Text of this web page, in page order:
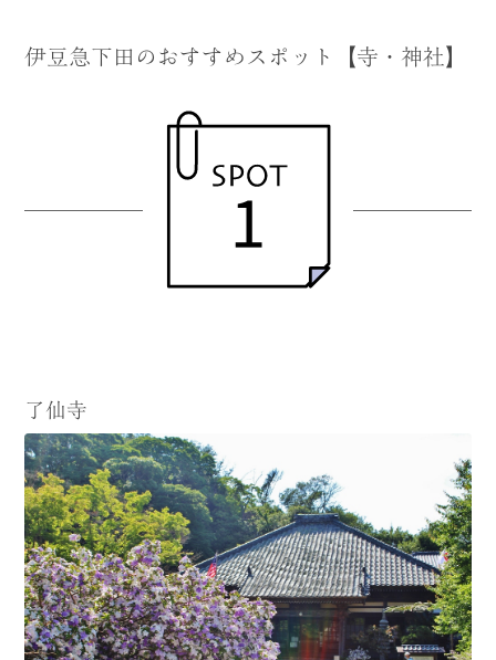
伊豆急下田のおすすめスポット【寺・神社】
了仙寺